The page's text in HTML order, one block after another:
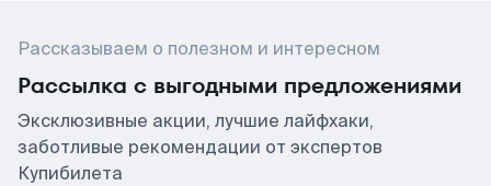
Рассказываем о полезном и интересном
Рассылка с выгодными предложениями
Эксклюзивные акции, лучшие лайфхаки,
заботливые рекомендации от экспертов
Купибилета